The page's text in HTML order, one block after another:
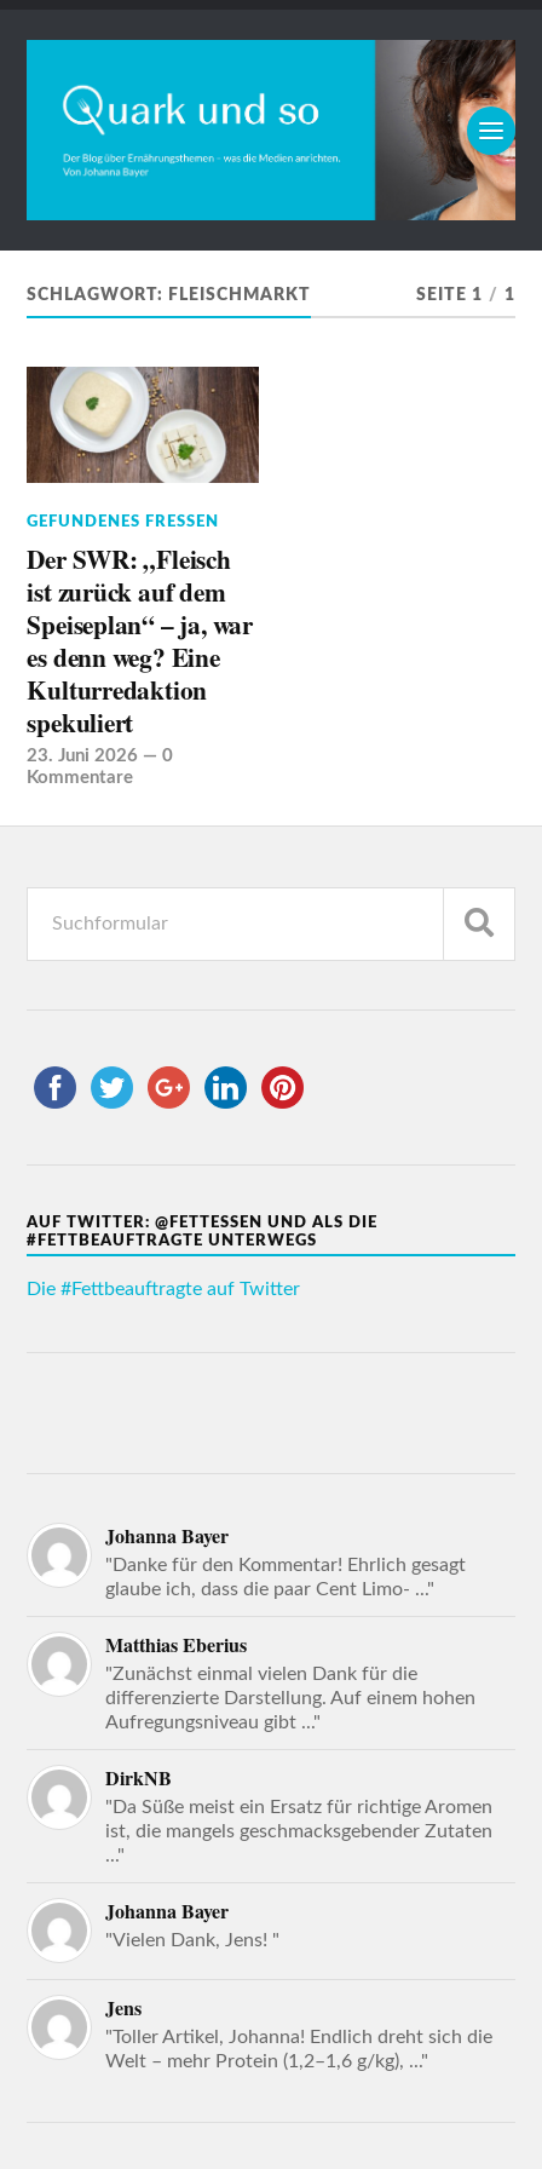
SCHLAGWORT: FLEISCHMARKT SEITE 1 / 1
GEFUNDENES FRESSEN
Der SWR: „Fleisch
ist zurück auf dem
Speiseplan“ – ja, war
es denn weg? Eine
Kulturredaktion
spekuliert
23. Juni 2026 —0
Kommentare
AUF TWITTER: @FETTESSEN UND ALS DIE
#FETTBEAUFTRAGTE UNTERWEGS
Die #Fettbeauftragte auf Twitter
Johanna Bayer
"Danke für den Kommentar! Ehrlich gesagt
glaube ich, dass die paar Cent Limo- ..."
Matthias Eberius
"Zunächst einmal vielen Dank für die
differenzierte Darstellung. Auf einem hohen
Aufregungsniveau gibt ..."
DirkNB
"Da Süße meist ein Ersatz für richtige Aromen
ist, die mangels geschmacksgebender Zutaten
..."
Johanna Bayer
"Vielen Dank, Jens! "
Jens
"Toller Artikel, Johanna! Endlich dreht sich die
Welt – mehr Protein (1,2–1,6 g/kg), ..."